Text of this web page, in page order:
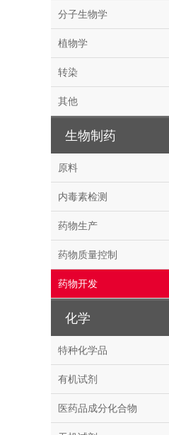
分子生物学
植物学
转染
其他
生物制药
原料
内毒素检测
药物生产
药物质量控制
药物开发
化学
特种化学品
有机试剂
医药品成分化合物